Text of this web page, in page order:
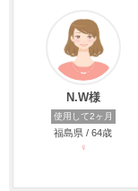
N.W様
使用して2ヶ月
福島県 / 64歳
♀